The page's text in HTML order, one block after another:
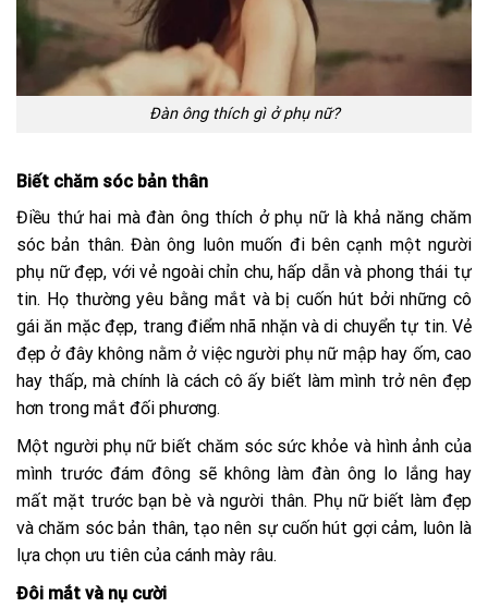
Đàn ông thích gì ở phụ nữ?
Biết chăm sóc bản thân
Điều thứ hai mà đàn ông thích ở phụ nữ là khả năng chăm
sóc bản thân. Đàn ông luôn muốn đi bên cạnh một người
phụ nữ đẹp, với vẻ ngoài chỉn chu, hấp dẫn và phong thái tự
tin. Họ thường yêu bằng mắt và bị cuốn hút bởi những cô
gái ăn mặc đẹp, trang điểm nhã nhặn và di chuyển tự tin. Vẻ
đẹp ở đây không nằm ở việc người phụ nữ mập hay ốm, cao
hay thấp, mà chính là cách cô ấy biết làm mình trở nên đẹp
hơn trong mắt đối phương.
Một người phụ nữ biết chăm sóc sức khỏe và hình ảnh của
mình trước đám đông sẽ không làm đàn ông lo lắng hay
mất mặt trước bạn bè và người thân. Phụ nữ biết làm đẹp
và chăm sóc bản thân, tạo nên sự cuốn hút gợi cảm, luôn là
lựa chọn ưu tiên của cánh mày râu.
Đôi mắt và nụ cười